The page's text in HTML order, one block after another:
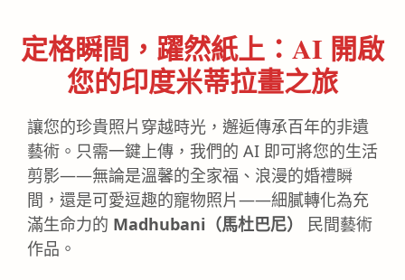
定格瞬間，躍然紙上：AI 開啟
您的印度米蒂拉畫之旅
讓您的珍貴照片穿越時光，邂逅傳承百年的非遺
藝術。只需一鍵上傳，我們的 AI 即可將您的生活
剪影——無論是溫馨的全家福、浪漫的婚禮瞬
間，還是可愛逗趣的寵物照片——細膩轉化為充
滿生命力的 Madhubani（馬杜巴尼）
民間藝術
作品。